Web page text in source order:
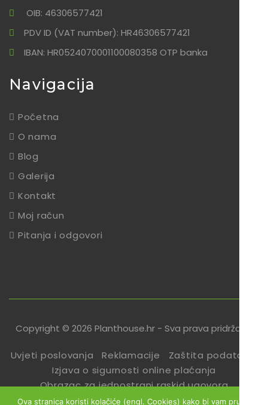
OIB: 46306577421
PDV ID (VAT number): HR46306577421
IBAN: HR0524070001100080358 OTP banka
Navigacija
Početna
O nama
Blog
Galerija
Kontakt
Moj račun
Pitanja i odgovori
Copyright © 2026 Planthouse.hr - Sva prava pridržana
Uvjeti poslovanja Reklamacije
Zaštita podataka
Izjava o sigurnosti online plaćanja
Obrazac za jednostrani raskid ugovora
Ova stranica koristi kolačiće (engl. Cookies) kako bi vam pružili